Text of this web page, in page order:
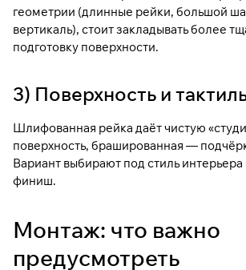
геометрии (длинные рейки, большой
вертикаль), стоит закладывать более
подготовку поверхности.
3) Поверхность и
Шлифованная рейка даёт чистую
поверхность, брашированная —
Вариант выбирают под стиль
финиш.
Монтаж: что важно
предусмотреть